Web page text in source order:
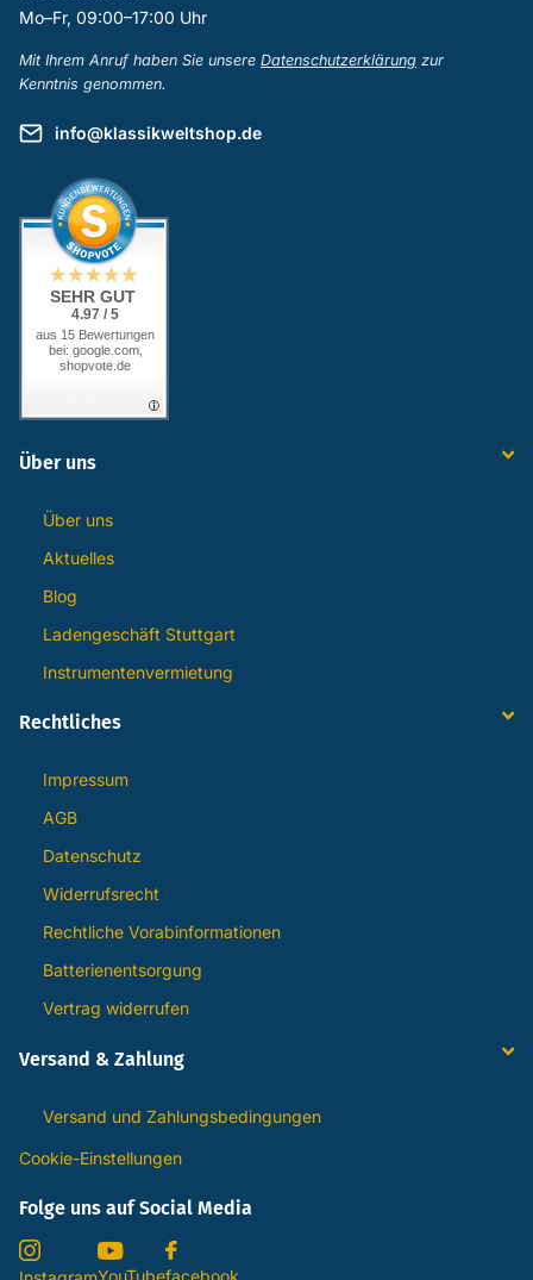
Mo–Fr, 09:00–17:00 Uhr
Mit Ihrem Anruf haben Sie unsere Datenschutzerklärung zur
Kenntnis genommen.
info@klassikweltshop.de
SEHR GUT
4.97 / 5
aus 15 Bewertungen
bei: google.com,
shopvote.de
Über uns
Über uns
Aktuelles
Blog
Ladengeschäft Stuttgart
Instrumentenvermietung
Rechtliches
Impressum
AGB
Datenschutz
Widerrufsrecht
Rechtliche Vorabinformationen
Batterienentsorgung
Vertrag widerrufen
Versand & Zahlung
Versand und Zahlungsbedingungen
Cookie-Einstellungen
Folge uns auf Social Media
YouTubefacebook